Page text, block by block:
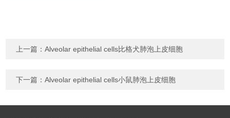
上一篇：Alveolar epithelial cells比格犬肺泡上皮细胞
下一篇：Alveolar epithelial cells小鼠肺泡上皮细胞